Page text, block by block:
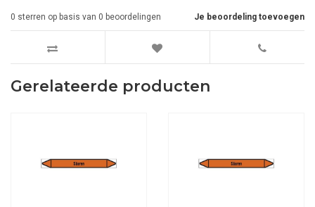
Je beoordeling toevoegen
0 sterren op basis van 0 beoordelingen
Gerelateerde producten